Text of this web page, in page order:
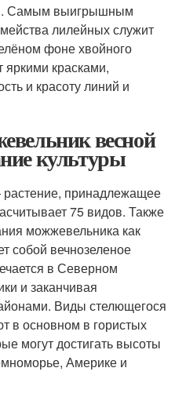
. Самым выигрышным
лилейных служит
фоне хвойного
яркими красками,
и красоту линий и
весной
культуры
принадлежащее
75 видов. Также
можжевельника как
собой вечнозеленое
в Северном
и заканчивая
Виды стелющегося
в основном в гористых
могут достигать высоты
Америке и